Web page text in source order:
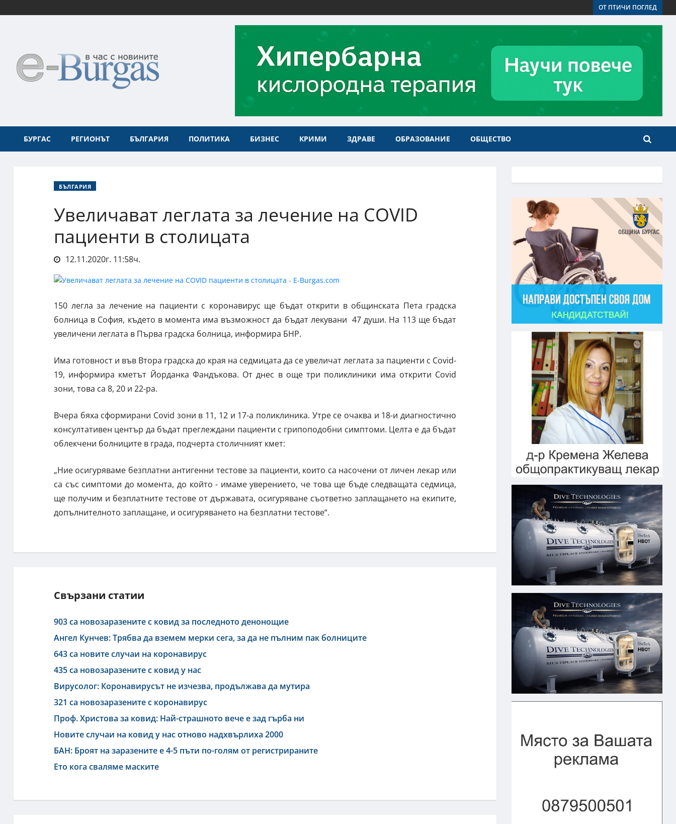
ОТ ПТИЧИ ПОГЛЕД
БУРГАС РЕГИОНЪТ БЪЛГАРИЯ ПОЛИТИКА БИЗНЕС КРИМИ ЗДРАВЕ ОБРАЗОВАНИЕ ОБЩЕСТВО
БЪЛГАРИЯ
Увеличават леглата за лечение на COVID
пациенти в столицата
12.11.2020г. 11:58ч.
150 легла за лечение на пациенти с коронавирус ще бъдат открити в общинската Пета градска
болница в София, където в момента има възможност да бъдат лекувани 47 души. На 113 ще бъдат
увеличени леглата в Първа градска болница, информира БНР.
Има готовност и във Втора градска до края на седмицата да се увеличат леглата за пациенти с Covid-
19, информира кметът Йорданка Фандъкова. От днес в още три поликлиники има открити Covid
зони, това са 8, 20 и 22-ра.
Вчера бяха сформирани Covid зони в 11, 12 и 17-а поликлиника. Утре се очаква и 18-и диагностично
консултативен център да бъдат преглеждани пациенти с грипоподобни симптоми. Целта е да бъдат
облекчени болниците в града, подчерта столичният кмет:
„Ние осигуряваме безплатни антигенни тестове за пациенти, които са насочени от личен лекар или
са със симптоми до момента, до който - имаме уверението, че това ще бъде следващата седмица,
ще получим и безплатните тестове от държавата, осигуряване съответно заплащането на екипите,
допълнителното заплащане, и осигуряването на безплатни тестове“.
Свързани статии
903 са новозаразените с ковид за последното денонощие
Ангел Кунчев: Трябва да вземем мерки сега, за да не пълним пак болниците
643 са новите случаи на коронавирус
435 са новозаразените с ковид у нас
Вирусолог: Коронавирусът не изчезва, продължава да мутира
321 са новозаразените с коронавирус
Проф. Христова за ковид: Най-страшното вече е зад гърба ни
Новите случаи на ковид у нас отново надхвърлиха 2000
БАН: Броят на заразените е 4-5 пъти по-голям от регистрираните
Ето кога сваляме маските